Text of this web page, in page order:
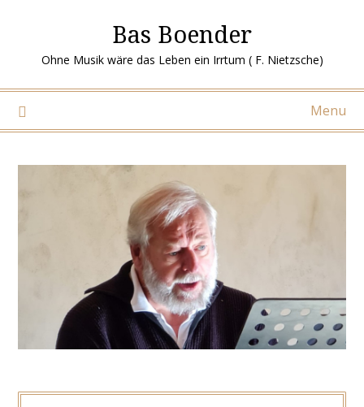
Bas Boender
Ohne Musik wäre das Leben ein Irrtum ( F. Nietzsche)
Menu